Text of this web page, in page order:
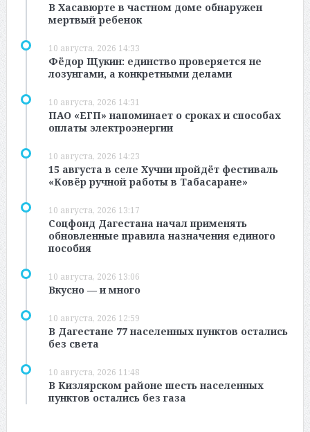
В Хасавюрте в частном доме обнаружен
мертвый ребенок
10 августа, 2026 14:33
Фёдор Щукин: единство проверяется не
лозунгами, а конкретными делами
10 августа, 2026 14:31
ПАО «ЕГП» напоминает о сроках и способах
оплаты электроэнергии
10 августа, 2026 14:23
15 августа в селе Хучни пройдёт фестиваль
«Ковёр ручной работы в Табасаране»
10 августа, 2026 13:17
Соцфонд Дагестана начал применять
обновленные правила назначения единого
пособия
10 августа, 2026 13:06
Вкусно — и много
10 августа, 2026 12:59
В Дагестане 77 населенных пунктов остались
без света
10 августа, 2026 11:48
В Кизлярском районе шесть населенных
пунктов остались без газа